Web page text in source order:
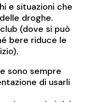
e situazioni che
droghe.
(dove si può
bere riduce le
sono sempre
di usarli